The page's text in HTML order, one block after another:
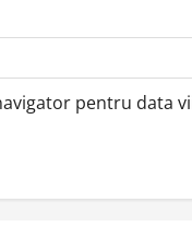
pentru data